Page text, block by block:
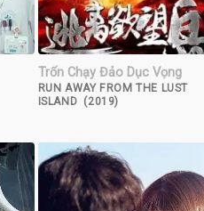
Trốn Chạy Đảo Dục Vọng
RUN AWAY FROM THE LUST
ISLAND (2019)